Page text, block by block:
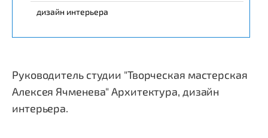
дизайн интерьера
Руководитель студии "Творческая мастерская
Алексея Ячменева" Архитектура, дизайн
интерьера.